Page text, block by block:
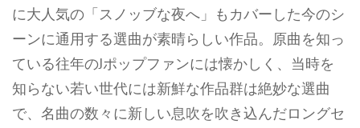
に大人気の「スノッブな夜へ」もカバーした今のシ
ーンに通用する選曲が素晴らしい作品。原曲を知っ
ている往年のJポップファンには懐かしく、当時を
知らない若い世代には新鮮な作品群は絶妙な選曲
で、名曲の数々に新しい息吹を吹き込んだロングセ